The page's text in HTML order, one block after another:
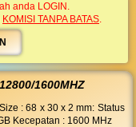
anda LOGIN.
KOMISI TANPA BATAS.
1600MHZ
: 68 x 30 x 2 mm: Status
Kecepatan : 1600 MHz